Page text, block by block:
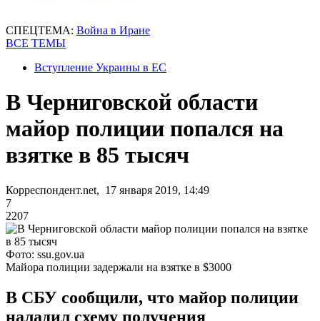
СПЕЦТЕМА: Война в Иране
ВСЕ ТЕМЫ
Вступление Украины в ЕС
В Черниговской области
майор полиции попался на
взятке в 85 тысяч
Корреспондент.net, 17 января 2019, 14:49
7
2207
Фото: ssu.gov.ua
Майора полиции задержали на взятке в $3000
В СБУ сообщили, что майор полиции
наладил схему получения